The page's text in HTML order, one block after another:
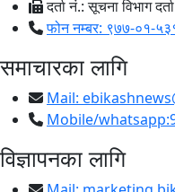
दर्ता नं.: सूचना विभाग
फोन नम्बर: ९७७-०१-
समाचारका लागि
Mail:
Mobile/
विज्ञापनका लागि